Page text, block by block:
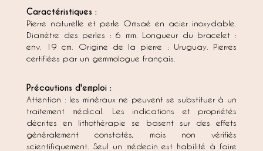
Caractéristiques :
Pierre naturelle et perle Omsaé en acier inoxydable.
Diamètre des perles : 6 mm. Longueur du bracelet :
env. 19 cm. Origine de la pierre : Uruguay. Pierres
certifiées par un gemmologue français.
Précautions d'emploi :
Attention : les minéraux ne peuvent se substituer à un
traitement médical. Les indications et propriétés
décrites en lithothérapie se basent sur des effets
généralement constatés, mais non vérifiés
scientifiquement. Seul un médecin est habilité à faire